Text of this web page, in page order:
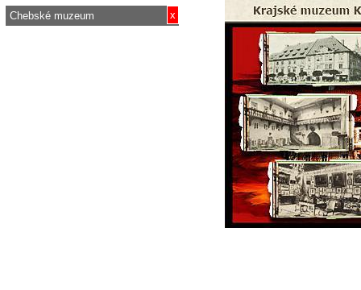
x
Chebské muzeum